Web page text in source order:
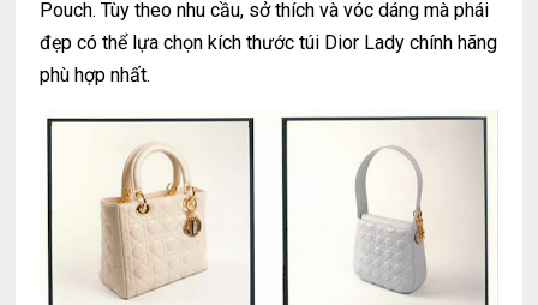
Pouch. Tùy theo nhu cầu, sở thích và vóc dáng mà phái
đẹp có thể lựa chọn kích thước túi Dior Lady chính hãng
phù hợp nhất.